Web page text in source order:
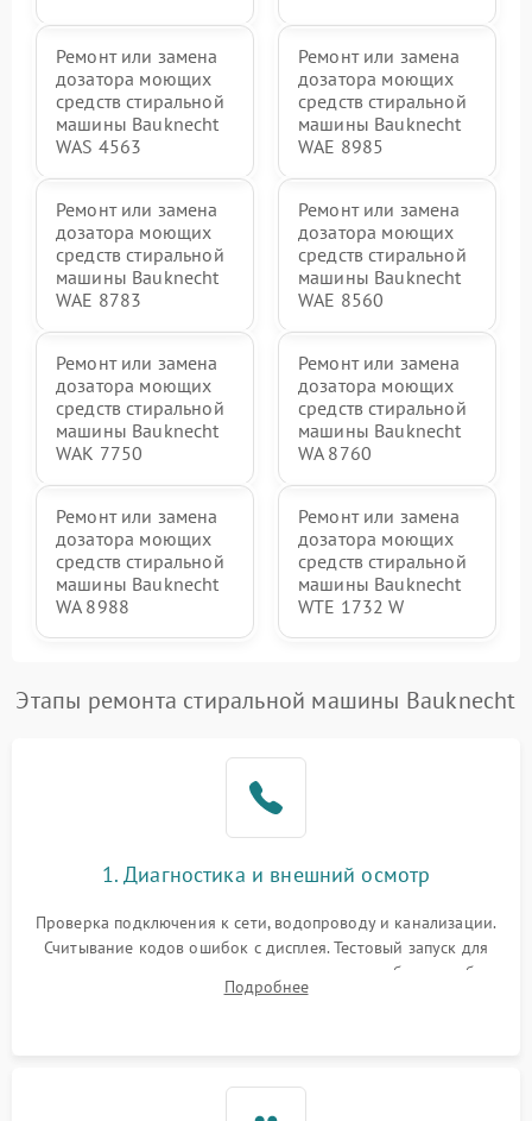
Ремонт или замена
дозатора моющих
средств стиральной
машины Bauknecht
WAS 4563
Ремонт или замена
дозатора моющих
средств стиральной
машины Bauknecht
WAE 8985
Ремонт или замена
дозатора моющих
средств стиральной
машины Bauknecht
WAE 8783
Ремонт или замена
дозатора моющих
средств стиральной
машины Bauknecht
WAE 8560
Ремонт или замена
дозатора моющих
средств стиральной
машины Bauknecht
WAK 7750
Ремонт или замена
дозатора моющих
средств стиральной
машины Bauknecht
WA 8760
Ремонт или замена
дозатора моющих
средств стиральной
машины Bauknecht
WA 8988
Ремонт или замена
дозатора моющих
средств стиральной
машины Bauknecht
WTE 1732 W
Этапы ремонта стиральной машины Bauknecht
1. Диагностика и внешний осмотр
Проверка подключения к сети, водопроводу и канализации.
Считывание кодов ошибок с дисплея. Тестовый запуск для
выявления посторонних шумов, протечек или сбоев в работе
электронного модуля управления.
Подробнее